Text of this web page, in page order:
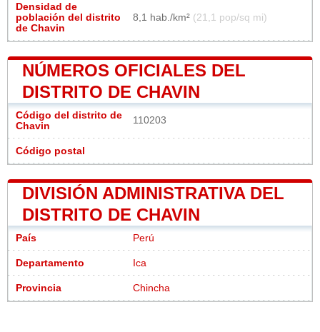
Densidad de
población del distrito
de Chavin
8,1 hab./km² (21,1 pop/sq mi)
NÚMEROS OFICIALES DEL
DISTRITO DE CHAVIN
Código del distrito de
Chavin
110203
Código postal
DIVISIÓN ADMINISTRATIVA DEL
DISTRITO DE CHAVIN
País Perú
Departamento Ica
Provincia Chincha